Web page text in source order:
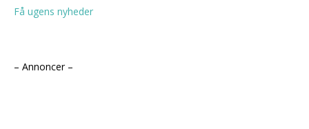
Få ugens nyheder
– Annoncer –